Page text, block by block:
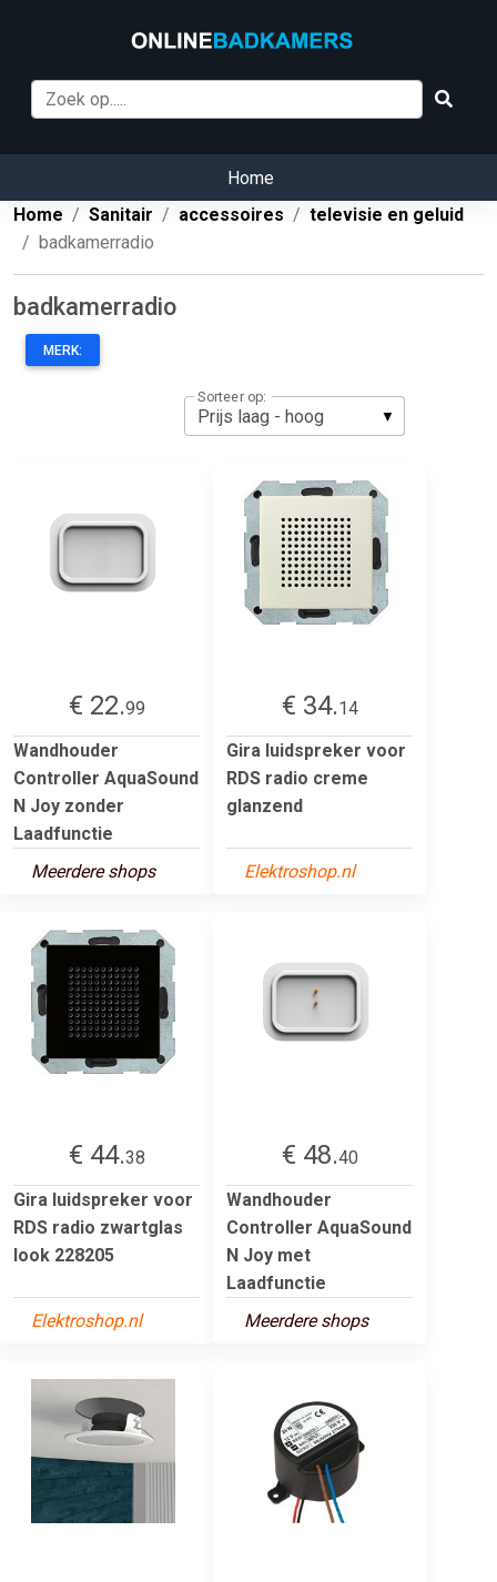
Home
Home
Sanitair accessoires
televisie en geluid
badkamerradio
badkamerradio
MERK:
Sorteer op:
€ 22.99
Wandhouder
Controller AquaSound
N Joy zonder
Laadfunctie
Meerdere shops
€ 34.14
Gira luidspreker voor
RDS radio creme
glanzend
Elektroshop.nl
€ 44.38
Gira luidspreker voor
RDS radio zwartglas
look 228205
Elektroshop.nl
€ 48.40
Wandhouder
Controller AquaSound
N Joy met
Laadfunctie
Meerdere shops